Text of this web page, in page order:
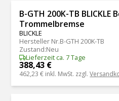
B-GTH 200K-TB BLICKLE
Trommelbremse
BLICKLE
Hersteller Nr.B-GTH 200K-TB
Zustand:Neu
Lieferzeit ca. 7 Tage
388,43 €
462,23 € inkl. MwSt. zzgl.